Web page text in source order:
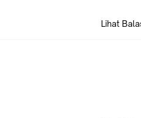
Lihat